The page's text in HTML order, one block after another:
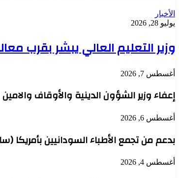
الأخبار
يوليو 28, 2026
وزير التعليم العالي يبشر بقرب
أغسطس 7, 2026
إعفاء وزير الشؤون الدينية والأوقاف
أغسطس 6, 2026
بدعم من تجمع الأطباء السودانيين
أغسطس 4, 2026